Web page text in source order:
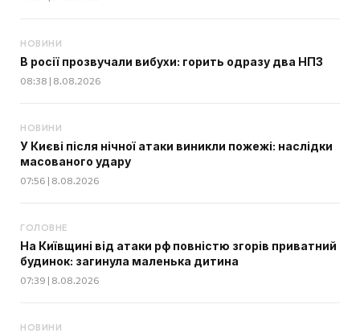
НОВИНИ
В росії прозвучали вибухи: горить одразу два НПЗ
08:38 | 8.08.2026
НОВИНИ
У Києві після нічної атаки виникли пожежі: наслідки
масованого удару
07:56 | 8.08.2026
ГОЛОВНЕ
На Київщині від атаки рф повністю згорів приватний
будинок: загинула маленька дитина
07:39 | 8.08.2026
НОВИНИ